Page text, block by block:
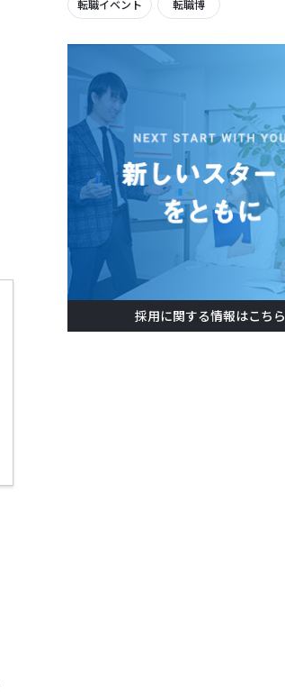
転職イベント 転職博
採用に関する情報はこちら